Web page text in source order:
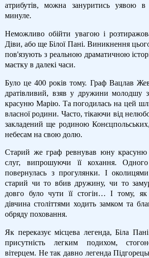
атрибутів, можна зануритись уявою в
минуле.
Неможливо обійти увагою і
Діви, або ще Білої Пані. Виникнення
пов'язують з реальною драматичною
маєтку в далекі часи.
Було це 400 років тому. Граф Вацлав
дратівливий, взяв у дружини молодшу
красуню Марiю. Та погодилась на цей
власної родини. Часто, тікаючи від
закладений ще родиною
небесам на свою долю.
Старий же граф ревнував юну красуню
слуг, випрошуючи її кохання.
повернулась з прогулянки. І
старий чи то вбив дружину, чи то
довго було чути її стогін… І тому, як
дівчина століттями ходить замком та
обряду поховання.
Як переказує місцева легенда, Біла
присутність легким подихом,
вітерцем. Не так давно легенда